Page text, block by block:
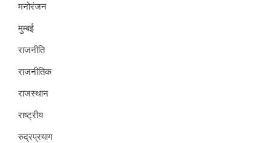
मनोरंजन
मुम्बई
राजनीति
राजनीतिक
राजस्थान
राष्ट्रीय
रुद्रप्रयाग